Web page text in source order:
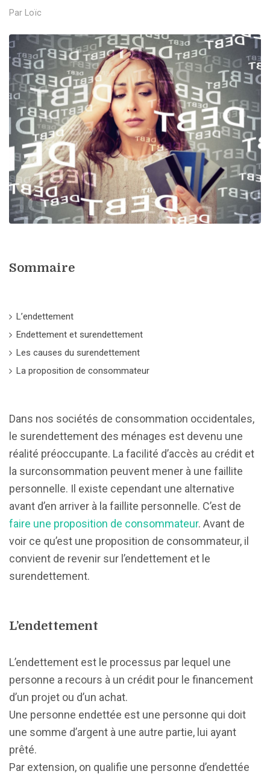
Par Loïc
Sommaire
L’endettement
Endettement et surendettement
Les causes du surendettement
La proposition de consommateur
Dans nos sociétés de consommation occidentales,
le surendettement des ménages est devenu une
réalité préoccupante. La facilité d’accès au crédit et
la surconsommation peuvent mener à une faillite
personnelle. Il existe cependant une alternative
avant d’en arriver à la faillite personnelle. C’est de
faire une proposition de consommateur. Avant de
voir ce qu’est une proposition de consommateur, il
convient de revenir sur l’endettement et le
surendettement.
L’endettement
L’endettement est le processus par lequel une
personne a recours à un crédit pour le financement
d’un projet ou d’un achat.
Une personne endettée est une personne qui doit
une somme d’argent à une autre partie, lui ayant
prêté.
Par extension, on qualifie une personne d’endettée